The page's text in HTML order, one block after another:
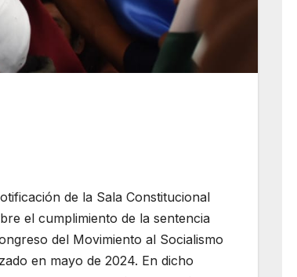
de la Sala Constitucional
el cumplimiento de la sentencia
del Movimiento al Socialismo
en mayo de 2024. En dicho